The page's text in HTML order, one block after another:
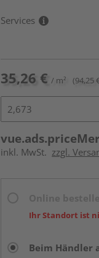
Services
35,26 € / m² (94,25
inkl. MwSt. zzgl.
Ihr Standort ist
Beim Händler